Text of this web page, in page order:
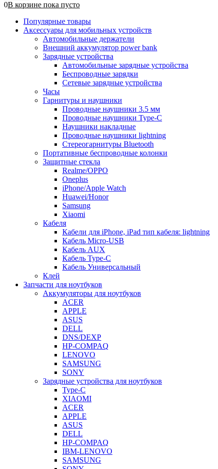
0В корзине пока пусто
Популярные товары
Аксессуары для мобильных устройств
Автомобильные держатели
Внешний аккумулятор power bank
Зарядные устройства
Автомобильные зарядные устройства
Беспроводные зарядки
Сетевые зарядные устройства
Часы
Гарнитуры и наушники
Проводные наушники 3.5 мм
Проводные наушники Type-C
Наушники накладные
Проводные наушники lightning
Стереогарнитуры Bluetooth
Портативные беспроводные колонки
Защитные стекла
Realme/OPPO
Oneplus
iPhone/Apple Watch
Huawei/Honor
Samsung
Xiaomi
Кабеля
Кабели для iPhone, iPad тип кабеля: lightning
Кабель Micro-USB
Кабель AUX
Кабель Type-C
Кабель Универсальный
Клей
Запчасти для ноутбуков
Аккумуляторы для ноутбуков
ACER
APPLE
ASUS
DELL
DNS/DEXP
HP-COMPAQ
LENOVO
SAMSUNG
SONY
Зарядные устройства для ноутбуков
Type-C
XIAOMI
ACER
APPLE
ASUS
DELL
HP-COMPAQ
IBM-LENOVO
SAMSUNG